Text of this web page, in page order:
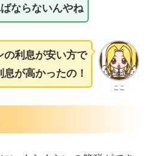
ならないんやね
ここ
の利息が安い方で
が高かったの！